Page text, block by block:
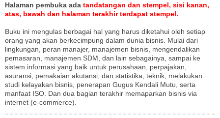
Halaman pembuka ada tandatangan dan stempel, sisi kanan,
atas, bawah dan halaman terakhir terdapat stempel.
Buku ini mengulas berbagai hal yang harus diketahui oleh setiap
orang yang akan berkecimpung dalam dunia bisnis. Mulai dari
lingkungan, peran manajer, manajemen bisnis, mengendalikan
pemasaran, manajemen SDM, dan lain sebagainya, sampai ke
sistem informasi yang baik untuk perusahaan, perpajakan,
asuransi, pemakaian akutansi, dan statistika, teknik, melakukan
studi kelayakan bisnis, penerapan Gugus Kendali Mutu, serta
manfaat ISO. Dan dua bagian terakhir memaparkan bisnis via
internet (e-commerce).